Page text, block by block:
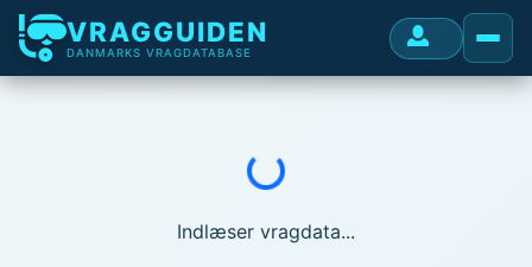
VRAGGUIDEN
DANMARKS VRAGDATABASE
Indlæser...
Indlæser vragdata...